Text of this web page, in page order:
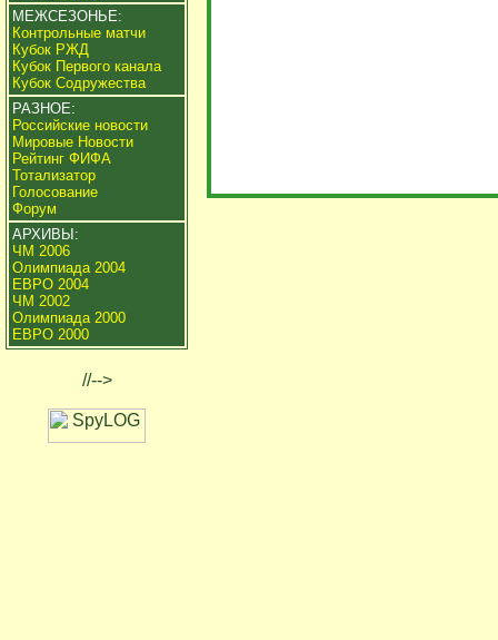
МЕЖСЕЗОНЬЕ:
Контрольные матчи
Кубок РЖД
Кубок Первого канала
Кубок Содружества
РАЗНОЕ:
Российские новости
Мировые Новости
Рейтинг ФИФА
Тотализатор
Голосование
Форум
АРХИВЫ:
ЧМ 2006
Олимпиада 2004
ЕВРО 2004
ЧМ 2002
Олимпиада 2000
ЕВРО 2000
//-->